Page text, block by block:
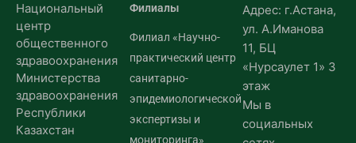
Национальный
центр
общественного
здравоохранения
Министерства
здравоохранения
Республики
Казахстан
Филиалы
Филиал «Научно-
практический центр
санитарно-
эпидемиологической
экспертизы и
мониторинга»
Адрес: г.Астана,
ул. А.Иманова
11, БЦ
«Нурсаулет 1» 3
этаж
Мы в
социальных